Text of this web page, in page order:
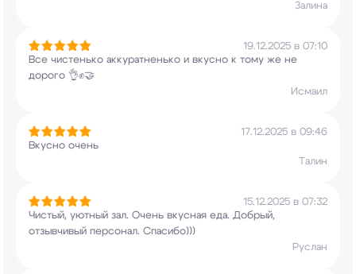
Залина
19.12.2025 в 07:10
Все чистенько аккуратненько и вкусно к тому же не
дорого 👌✊🤝
Исмаил
17.12.2025 в 09:46
Вкусно очень
Талин
15.12.2025 в 07:32
Чистый, уютный зал. Очень вкусная еда. Добрый,
отзывчивый персонал. Спасибо)))
Руслан